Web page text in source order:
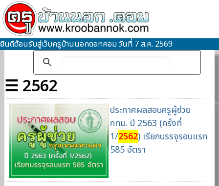
ยินดีต้อนรับสู่เว็บครูบ้านนอกดอทคอม วันที่ 7 ส.ค. 2569
☰ 2562
ประกาศผลสอบครูผู้ช่วย
กทม. ปี 2563 (ครั้งที่
1/2562) เรียกบรรจุรอบแรก
585 อัตรา